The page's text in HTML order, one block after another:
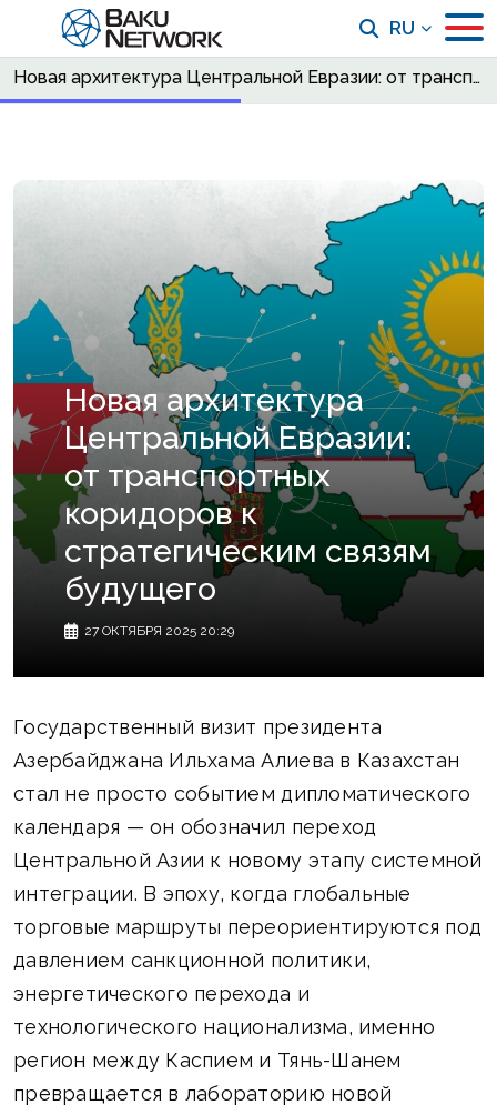
RU
Новая архитектура Центральной Евразии: от транспортных коридоров к стратегическим связям будущего
Новая архитектура
Центральной Евразии:
от транспортных
коридоров к
стратегическим связям
будущего
27 ОКТЯБРЯ 2025 20:29
Государственный визит президента
Азербайджана Ильхама Алиева в Казахстан
стал не просто событием дипломатического
календаря — он обозначил переход
Центральной Азии к новому этапу системной
интеграции. В эпоху, когда глобальные
торговые маршруты переориентируются под
давлением санкционной политики,
энергетического перехода и
технологического национализма, именно
регион между Каспием и Тянь-Шанем
превращается в лабораторию новой